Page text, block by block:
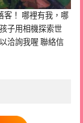
客！ 哪裡有我，哪
子用相機探索世
洽詢我喔 聯絡信